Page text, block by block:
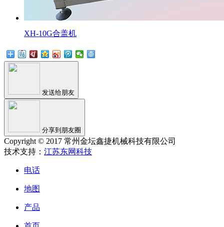
XH-10G合盖机
发送给朋友
分享到朋友圈
Copyright © 2017 常州金坛鑫捷机械科技有限公司
技术支持： 江苏东网科技
电话
地图
产品